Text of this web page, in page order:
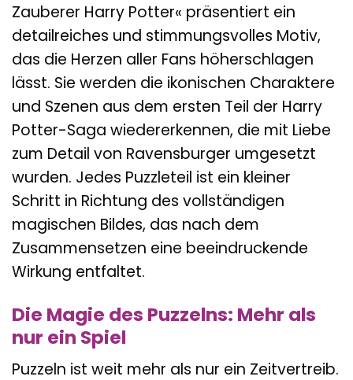
Zauberer Harry Potter« präsentiert ein
detailreiches und stimmungsvolles Motiv,
das die Herzen aller Fans höherschlagen
lässt. Sie werden die ikonischen Charaktere
und Szenen aus dem ersten Teil der Harry
Potter-Saga wiedererkennen, die mit Liebe
zum Detail von Ravensburger umgesetzt
wurden. Jedes Puzzleteil ist ein kleiner
Schritt in Richtung des vollständigen
magischen Bildes, das nach dem
Zusammensetzen eine beeindruckende
Wirkung entfaltet.
Die Magie des Puzzelns: Mehr als
nur ein Spiel
Puzzeln ist weit mehr als nur ein Zeitvertreib.